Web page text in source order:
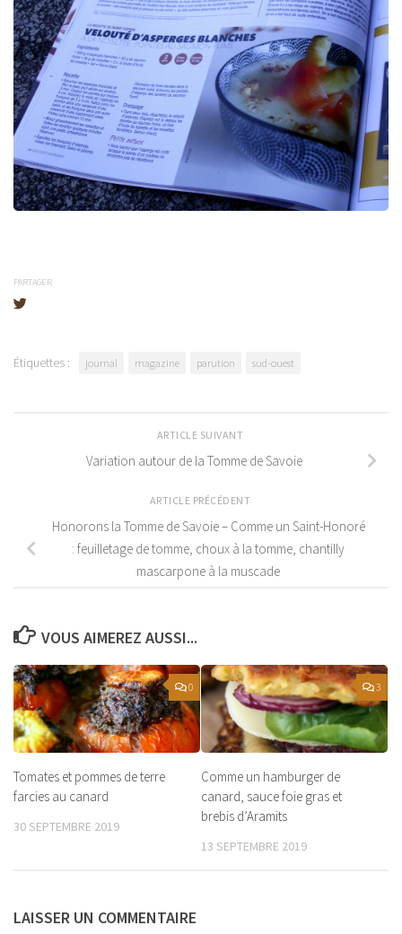
PARTAGER
Étiquettes : journal magazine parution sud-ouest
ARTICLE SUIVANT
Variation autour de la Tomme de Savoie
ARTICLE PRÉCÉDENT
Honorons la Tomme de Savoie – Comme un Saint-Honoré
: feuilletage de tomme, choux à la tomme, chantilly
mascarpone à la muscade
VOUS AIMEREZ AUSSI...
0
Tomates et pommes de terre
farcies au canard
30 SEPTEMBRE 2019
3
Comme un hamburger de
canard, sauce foie gras et
brebis d’Aramits
13 SEPTEMBRE 2019
LAISSER UN COMMENTAIRE